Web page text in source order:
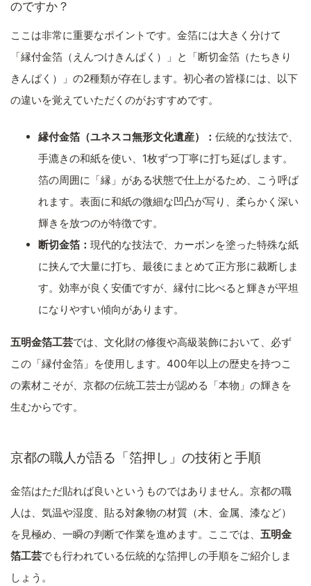
のですか？
ここは非常に重要なポイントです。金箔には大きく分けて
「縁付金箔（えんつけきんぱく）」と「断切金箔（たちきり
きんぱく）」の2種類が存在します。初心者の皆様には、以下
の違いを覚えていただくのがおすすめです。
縁付金箔（ユネスコ無形文化遺産）： 伝統的な技法で、
手漉きの和紙を使い、1枚ずつ丁寧に打ち延ばします。
箔の周囲に「縁」がある状態で仕上がるため、こう呼ば
れます。表面に和紙の微細な凹凸が写り、柔らかく深い
輝きを放つのが特徴です。
断切金箔： 現代的な技法で、カーボンを塗った特殊な紙
に挟んで大量に打ち、最後にまとめて正方形に裁断しま
す。効率が良く安価ですが、縁付に比べると輝きが平坦
になりやすい傾向があります。
五明金箔工芸では、文化財の修復や高級装飾において、必ず
この「縁付金箔」を使用します。400年以上の歴史を持つこ
の素材こそが、京都の伝統工芸士が認める「本物」の輝きを
生むからです。
京都の職人が語る「箔押し」の技術と手順
金箔はただ貼れば良いというものではありません。京都の職
人は、気温や湿度、貼る対象物の材質（木、金属、漆など）
を見極め、一瞬の判断で作業を進めます。ここでは、 五明金
箔工芸でも行われている伝統的な箔押しの手順をご紹介しま
しょう。